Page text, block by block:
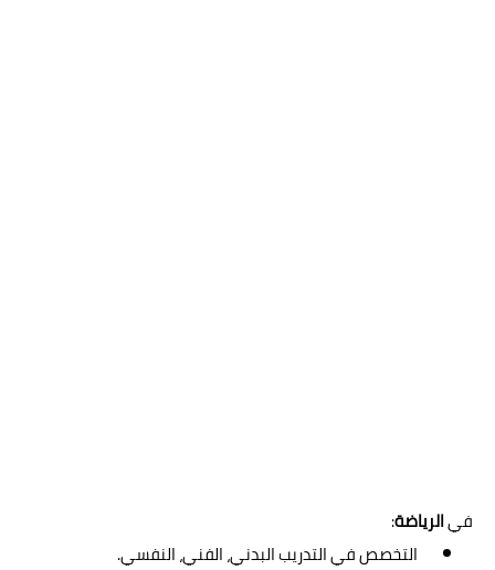
فيالرياضة:
التخصص في التدريب البدني، الفني، النفسي.